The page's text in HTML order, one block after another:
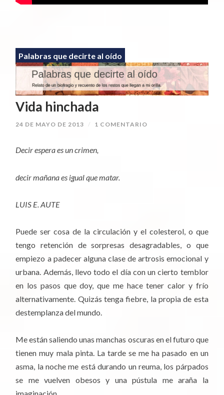
Palabras que decirte al oído
Vida hinchada
24 DE MAYO DE 2013 / 1 COMENTARIO
Deciresperaes un crimen,
decirmañanaes igual que matar.
LUIS E. AUTE
Puede ser cosa de la circulación y el colesterol, o que
tengo retención de sorpresas desagradables, o que
empiezo a padecer alguna clase de artrosis emocional y
urbana. Además, llevo todo el día con un cierto temblor
en los pasos que doy, que me hace tener calor y frío
alternativamente. Quizás tenga fiebre, la propia de esta
destemplanza del mundo.
Me están saliendo unas manchas oscuras en el futuro que
tienen muy mala pinta. La tarde se me ha pasado en un
asma, la noche me está durando un reuma, los párpados
se me vuelven obesos y una pústula me araña la